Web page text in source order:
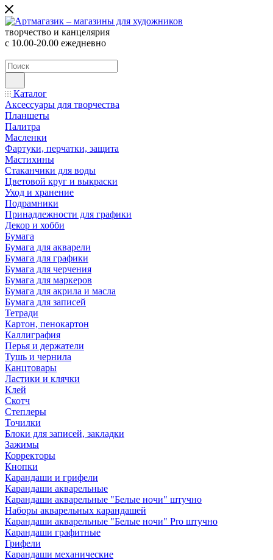
творчество и канцелярия
с 10.00-20.00 ежедневно
Каталог
Аксессуары для творчества
Планшеты
Палитра
Масленки
Фартуки, перчатки, защита
Мастихины
Стаканчики для воды
Цветовой круг и выкраски
Уход и хранение
Подрамники
Принадлежности для графики
Декор и хобби
Бумага
Бумага для акварели
Бумага для графики
Бумага для черчения
Бумага для маркеров
Бумага для акрила и масла
Бумага для записей
Тетради
Картон, пенокартон
Каллиграфия
Перья и держатели
Тушь и чернила
Канцтовары
Ластики и клячки
Клей
Скотч
Степлеры
Точилки
Блоки для записей, закладки
Зажимы
Корректоры
Кнопки
Карандаши и грифели
Карандаши акварельные
Карандаши акварельные "Белые ночи" штучно
Наборы акварельных карандашей
Карандаши акварельные "Белые ночи" Pro штучно
Карандаши графитные
Грифели
Карандаши механические